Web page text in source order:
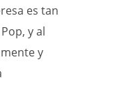
es tan
y al
y